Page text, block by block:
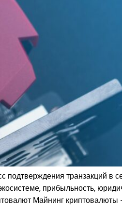
транзакций в
прибыльность,
Майнинг криптовалюты